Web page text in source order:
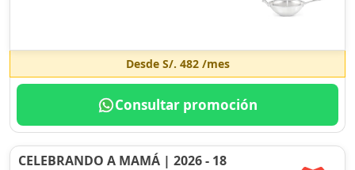
Desde S/. 482/mes
Consultar promoción
CELEBRANDO A MAMÁ | 2026 - 18